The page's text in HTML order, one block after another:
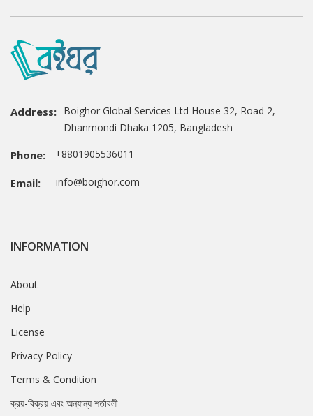
Address: Boighor Global Services Ltd House 32, Road 2,
Dhanmondi Dhaka 1205, Bangladesh
Phone: +8801905536011
Email: info@boighor.com
INFORMATION
About
Help
License
Privacy Policy
Terms & Condition
ক্রয়-বিক্রয় এবং অন্যান্য শর্তাবলী